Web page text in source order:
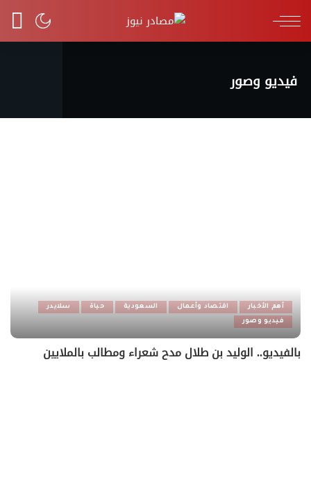
فيديو وصور
أهم الأخبار اقتصاد وأعمال السعودية حياة
سلايدر
فيديو وصور
بالفيديو.. الوليد بن طلال مدح شعراء ومطالب بالملايين